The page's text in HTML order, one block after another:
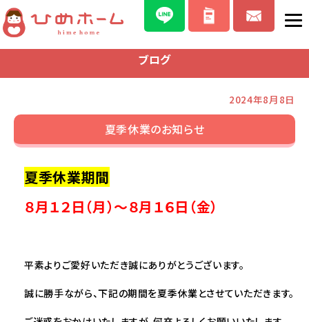
ブログ
2024年8月8日
夏季休業のお知らせ
夏季休業期間
８月１２日（月）～８月１６日（金）
平素よりご愛好いただき誠にありがとうございます。
誠に勝手ながら、下記の期間を夏季休業とさせていただきます。